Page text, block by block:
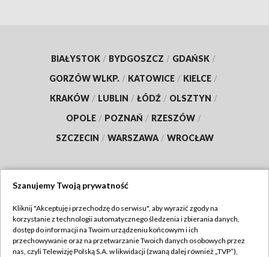
BIAŁYSTOK / BYDGOSZCZ / GDAŃSK /
GORZÓW WLKP. / KATOWICE / KIELCE /
KRAKÓW / LUBLIN / ŁÓDŹ / OLSZTYN /
OPOLE / POZNAŃ / RZESZÓW /
SZCZECIN / WARSZAWA / WROCŁAW
TVP
Abonament TVP
Regulamin TVP
Szanujemy Twoją prywatność
Kliknij "Akceptuję i przechodzę do serwisu", aby wyrazić zgody na
korzystanie z technologii automatycznego śledzenia i zbierania danych,
dostęp do informacji na Twoim urządzeniu końcowym i ich
przechowywanie oraz na przetwarzanie Twoich danych osobowych przez
nas, czyli Telewizję Polską S.A. w likwidacji (zwaną dalej również „TVP”),